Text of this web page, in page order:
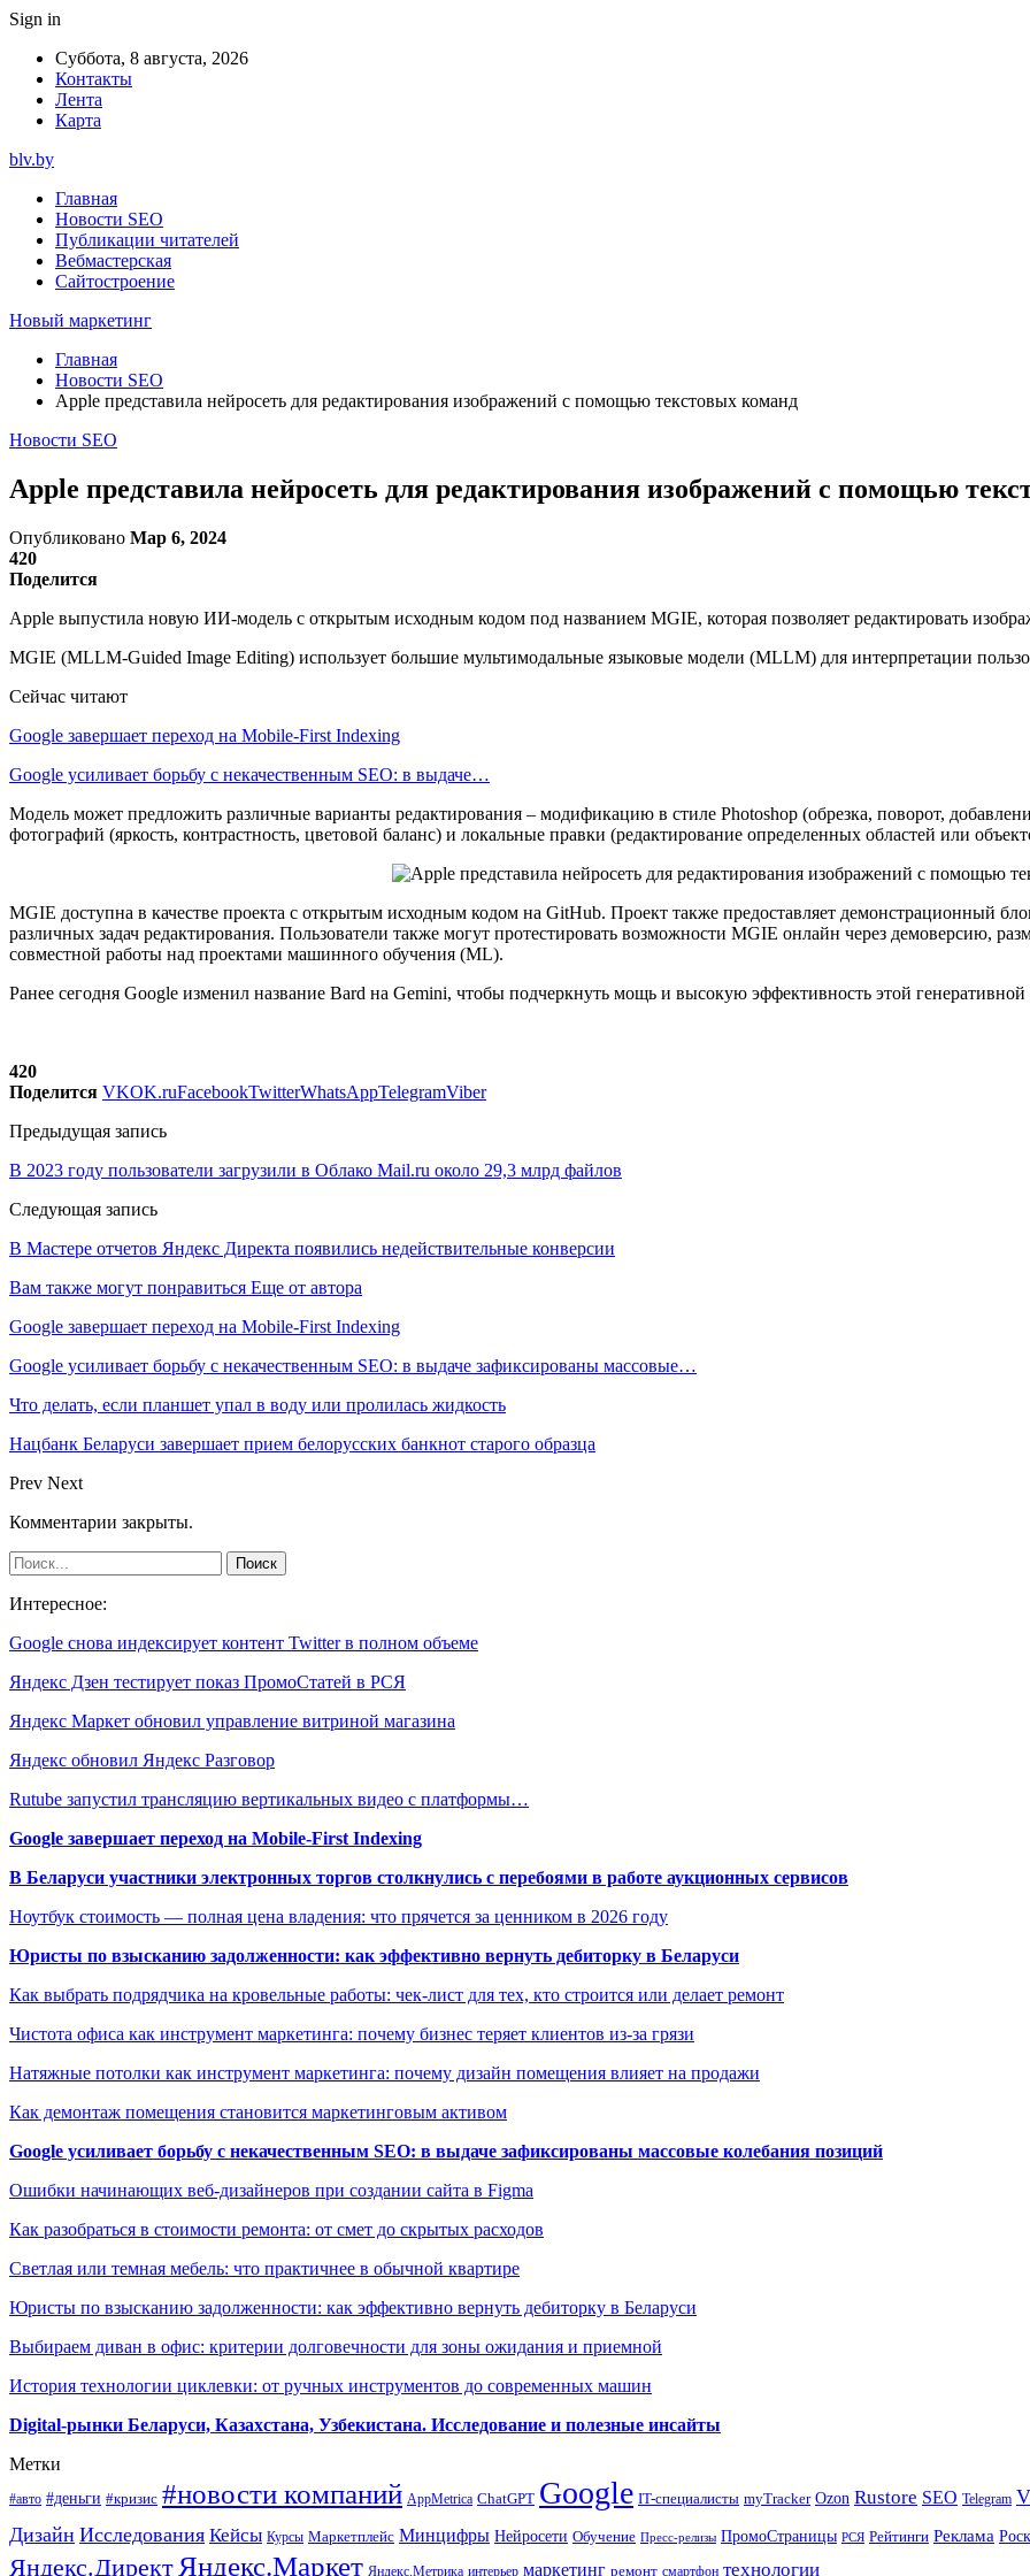
Sign in
Суббота, 8 августа, 2026
Контакты
Лента
Карта
blv.by
Главная
Новости SEO
Публикации читателей
Вебмастерская
Сайтостроение
Новый маркетинг
Главная
Новости SEO
Apple представила нейросеть для редактирования изображений с помощью текстовых команд
Новости SEO
Apple представила нейросеть для редактирования изображений с помощью
Опубликовано Мар 6, 2024
420
Поделится
Apple выпустила новую ИИ-модель с открытым исходным кодом под названием MGIE, которая позволяет редактировать
MGIE (MLLM-Guided Image Editing) использует большие мультимодальные языковые модели (MLLM) для интерпретации
Сейчас читают
Google завершает переход на Mobile-First Indexing
Google усиливает борьбу с некачественным SEO: в выдаче…
Модель может предложить различные варианты редактирования – модификацию в стиле Photoshop (обрезка, поворот,
фотографий (яркость, контрастность, цветовой баланс) и локальные правки (редактирование определенных областей или
MGIE доступна в качестве проекта с открытым исходным кодом на GitHub. Проект также предоставляет демонстрационный
различных задач редактирования. Пользователи также могут протестировать возможности MGIE онлайн через демоверсию,
совместной работы над проектами машинного обучения (ML).
Ранее сегодня Google изменил название Bard на Gemini, чтобы подчеркнуть мощь и высокую эффективность этой
420
Поделится VKOK.ruFacebookTwitterWhatsAppTelegramViber
Предыдущая запись
В 2023 году пользователи загрузили в Облако Mail.ru около 29,3 млрд файлов
Следующая запись
В Мастере отчетов Яндекс Директа появились недействительные конверсии
Вам также могут понравиться Еще от автора
Google завершает переход на Mobile-First Indexing
Google усиливает борьбу с некачественным SEO: в выдаче зафиксированы массовые…
Что делать, если планшет упал в воду или пролилась жидкость
Нацбанк Беларуси завершает прием белорусских банкнот старого образца
Prev Next
Комментарии закрыты.
Интересное:
Google снова индексирует контент Twitter в полном объеме
Яндекс Дзен тестирует показ ПромоСтатей в РСЯ
Яндекс Маркет обновил управление витриной магазина
Яндекс обновил Яндекс Разговор
Rutube запустил трансляцию вертикальных видео с платформы…
Google завершает переход на Mobile-First Indexing
В Беларуси участники электронных торгов столкнулись с перебоями в работе аукционных сервисов
Ноутбук стоимость — полная цена владения: что прячется за ценником в 2026 году
Юристы по взысканию задолженности: как эффективно вернуть дебиторку в Беларуси
Как выбрать подрядчика на кровельные работы: чек-лист для тех, кто строится или делает ремонт
Чистота офиса как инструмент маркетинга: почему бизнес теряет клиентов из-за грязи
Натяжные потолки как инструмент маркетинга: почему дизайн помещения влияет на продажи
Как демонтаж помещения становится маркетинговым активом
Google усиливает борьбу с некачественным SEO: в выдаче зафиксированы массовые колебания позиций
Ошибки начинающих веб-дизайнеров при создании сайта в Figma
Как разобраться в стоимости ремонта: от смет до скрытых расходов
Светлая или темная мебель: что практичнее в обычной квартире
Юристы по взысканию задолженности: как эффективно вернуть дебиторку в Беларуси
Выбираем диван в офис: критерии долговечности для зоны ожидания и приемной
История технологии циклевки: от ручных инструментов до современных машин
Digital-рынки Беларуси, Казахстана, Узбекистана. Исследование и полезные инсайты
Метки
#авто #деньги #кризис #новости компаний AppMetrica ChatGPT Google IT-специалисты myTracker Ozon Rustore SEO Telegram
Дизайн Исследования Кейсы Курсы Маркетплейс Минцифры Нейросети Обучение Пресс-релизы ПромоСтраницы РСЯ Рейтинги Реклама
Яндекс.ДиректЯндекс.Маркет Яндекс.Метрика интерьер маркетинг ремонт смартфон технологии